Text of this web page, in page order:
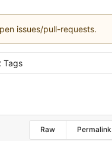
issues/pull-requests.
Tags
Raw Permalink